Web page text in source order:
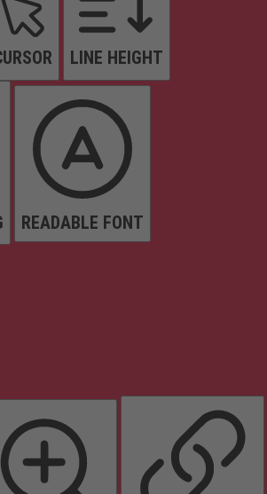
LINE HEIGHT
READABLE FONT